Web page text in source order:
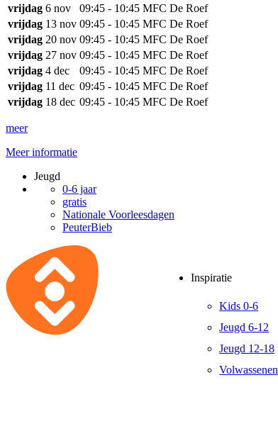
vrijdag 6 nov 09:45 - 10:45 MFC De Roef
vrijdag 13 nov 09:45 - 10:45 MFC De Roef
vrijdag 20 nov 09:45 - 10:45 MFC De Roef
vrijdag 27 nov 09:45 - 10:45 MFC De Roef
vrijdag 4 dec 09:45 - 10:45 MFC De Roef
vrijdag 11 dec 09:45 - 10:45 MFC De Roef
vrijdag 18 dec 09:45 - 10:45 MFC De Roef
meer
Meer informatie
Jeugd
0-6 jaar
gratis
Nationale Voorleesdagen
PeuterBieb
Inspiratie
Kids 0-6
Jeugd 6-12
Jeugd 12-18
Volwassenen